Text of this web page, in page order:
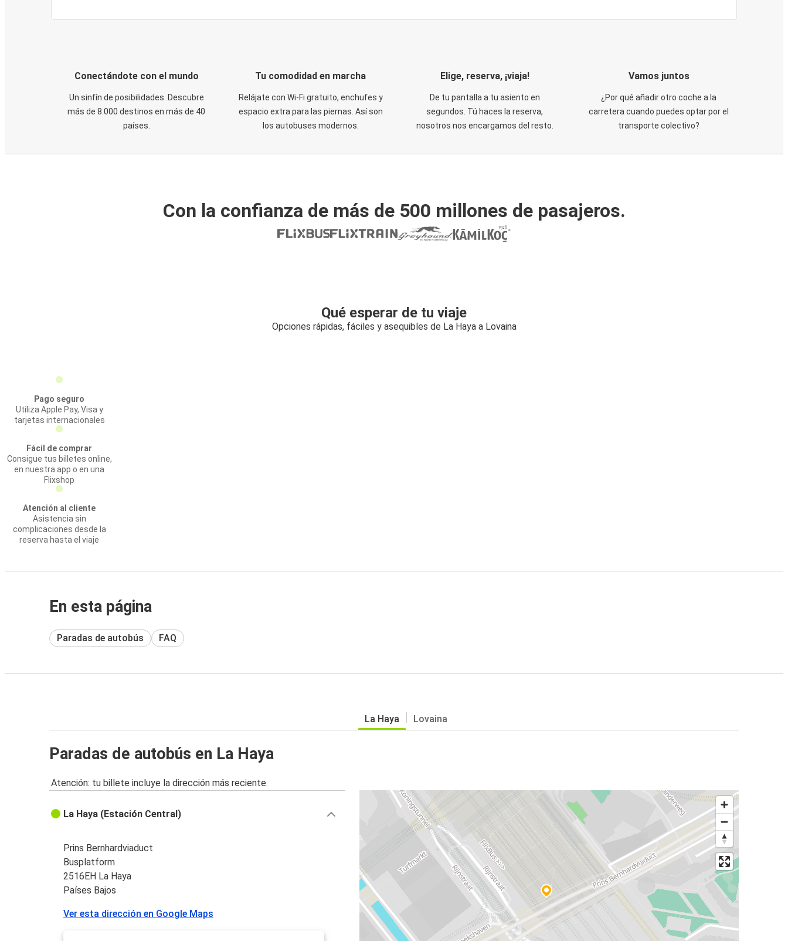
Conectándote con el mundo
Un sinfín de posibilidades. Descubre
más de 8.000 destinos en más de 40
países.
Tu comodidad en marcha
Relájate con Wi-Fi gratuito, enchufes y
espacio extra para las piernas. Así son
los autobuses modernos.
Elige, reserva, ¡viaja!
De tu pantalla a tu asiento en
segundos. Tú haces la reserva,
nosotros nos encargamos del resto.
Vamos juntos
¿Por qué añadir otro coche a la
carretera cuando puedes optar por el
transporte colectivo?
Con la confianza de más de 500 millones de pasajeros.
Qué esperar de tu viaje
Opciones rápidas, fáciles y asequibles de La Haya a Lovaina
Pago seguro
Utiliza Apple Pay, Visa y
tarjetas internacionales
Fácil de comprar
Consigue tus billetes online,
en nuestra app o en una
Flixshop
Atención al cliente
Asistencia sin
complicaciones desde la
reserva hasta el viaje
En esta página
Paradas de autobús FAQ
La Haya Lovaina
Paradas de autobús en La Haya
Atención: tu billete incluye la dirección más reciente.
La Haya (Estación Central)
Prins Bernhardviaduct
Busplatform
2516EH La Haya
Países Bajos
Ver esta dirección en Google Maps